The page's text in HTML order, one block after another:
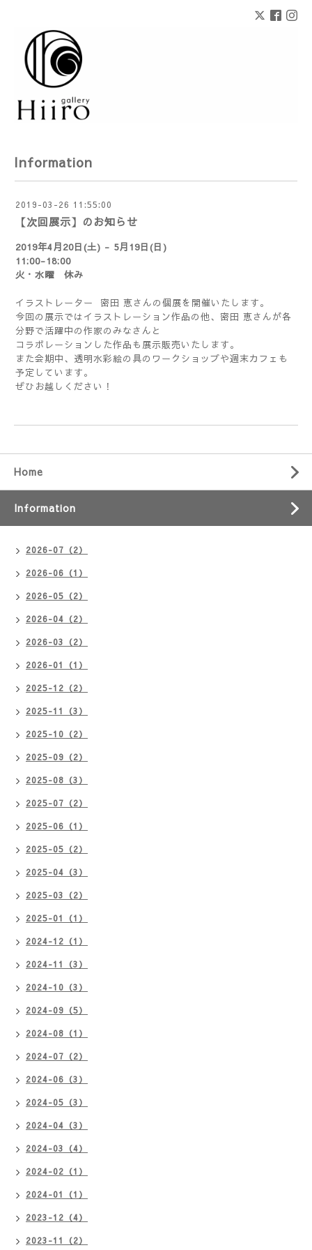
Information
2019-03-26 11:55:00
【次回展示】のお知らせ
2019年4月20日(土) - 5月19日(日)
11:00-18:00
火・水曜 休み
イラストレーター 密田 恵さんの個展を開催いたします。
今回の展示ではイラストレーション作品の他、密田 恵さんが各
分野で活躍中の作家のみなさんと
コラボレーションした作品も展示販売いたします。
また会期中、透明水彩絵の具のワークショップや週末カフェも
予定しています。
ぜひお越しください！
Home
Information
2026-07（2）
2026-06（1）
2026-05（2）
2026-04（2）
2026-03（2）
2026-01（1）
2025-12（2）
2025-11（3）
2025-10（2）
2025-09（2）
2025-08（3）
2025-07（2）
2025-06（1）
2025-05（2）
2025-04（3）
2025-03（2）
2025-01（1）
2024-12（1）
2024-11（3）
2024-10（3）
2024-09（5）
2024-08（1）
2024-07（2）
2024-06（3）
2024-05（3）
2024-04（3）
2024-03（4）
2024-02（1）
2024-01（1）
2023-12（4）
2023-11（2）